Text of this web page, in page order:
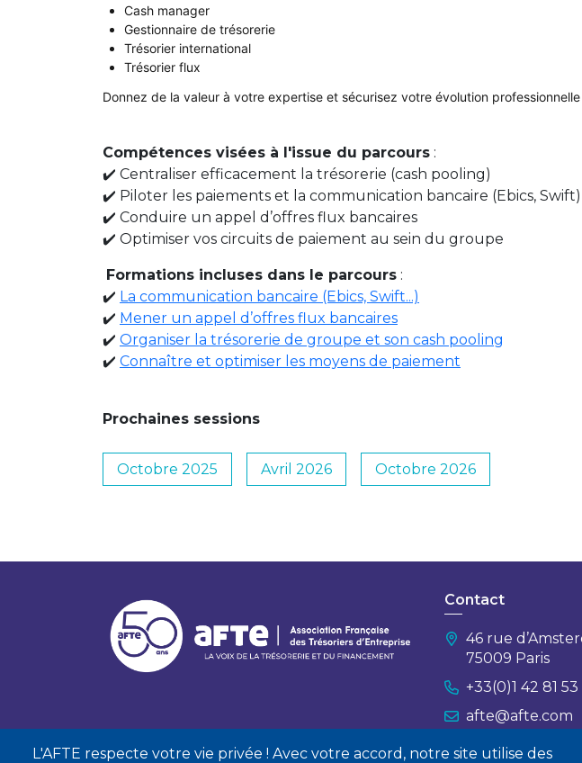
L'AFTE respecte votre vie privée ! Avec votre accord, notre site utilise des
Cash manager
Gestionnaire de trésorerie
Trésorier international
Trésorier flux
Donnez de la valeur à votre expertise et sécurisez votre évolution
Compétences visées à l'issue du parcours :
✔️ Centraliser efficacement la trésorerie (cash pooling)
✔️ Piloter les paiements et la communication bancaire (Ebics, Swift)
✔️ Conduire un appel d’offres flux bancaires
✔️ Optimiser vos circuits de paiement au sein du groupe
Formations incluses dans le parcours :
✔️ La communication bancaire (Ebics, Swift...)
✔️ Mener un appel d’offres flux bancaires
✔️ Organiser la trésorerie de groupe et son cash pooling
✔️ Connaître et optimiser les moyens de paiement
Prochaines sessions
Octobre 2025 Avril 2026 Octobre 2026
Contact
46 rue
75009 Paris
+33(0)1 42 81
afte@afte.com
Nous contacter